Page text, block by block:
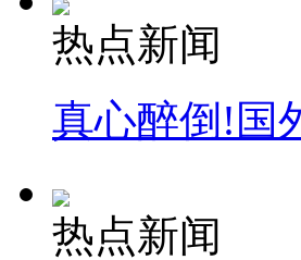
热点新闻
真心醉倒!国
热点新闻